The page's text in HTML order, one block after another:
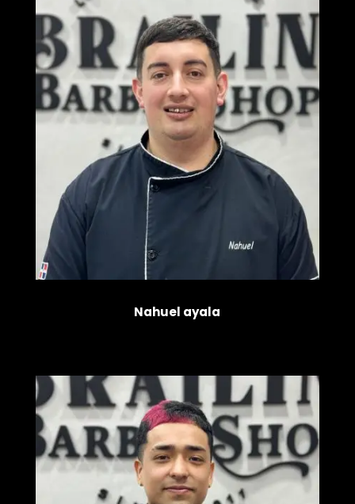
Nahuel ayala